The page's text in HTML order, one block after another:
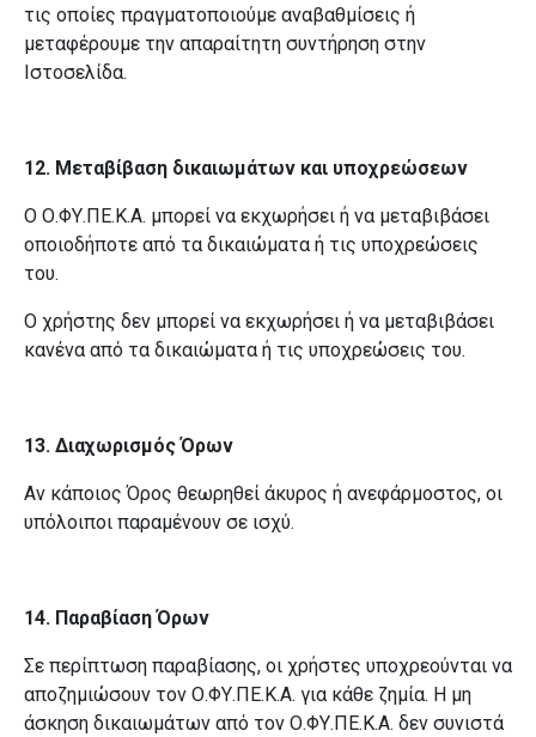
τις οποίες πραγματοποιούμε αναβαθμίσεις ή
μεταφέρουμε την απαραίτητη συντήρηση στην
Ιστοσελίδα.
12. Μεταβίβαση δικαιωμάτων και υποχρεώσεων
Ο Ο.ΦΥ.ΠΕ.Κ.Α. μπορεί να εκχωρήσει ή να μεταβιβάσει
οποιοδήποτε από τα δικαιώματα ή τις υποχρεώσεις
του.
Ο χρήστης δεν μπορεί να εκχωρήσει ή να μεταβιβάσει
κανένα από τα δικαιώματα ή τις υποχρεώσεις του.
13. Διαχωρισμός Όρων
Αν κάποιος Όρος θεωρηθεί άκυρος ή ανεφάρμοστος, οι
υπόλοιποι παραμένουν σε ισχύ.
14. Παραβίαση Όρων
Σε περίπτωση παραβίασης, οι χρήστες υποχρεούνται να
αποζημιώσουν τον Ο.ΦΥ.ΠΕ.Κ.Α. για κάθε ζημία. Η μη
άσκηση δικαιωμάτων από τον Ο.ΦΥ.ΠΕ.Κ.Α. δεν συνιστά